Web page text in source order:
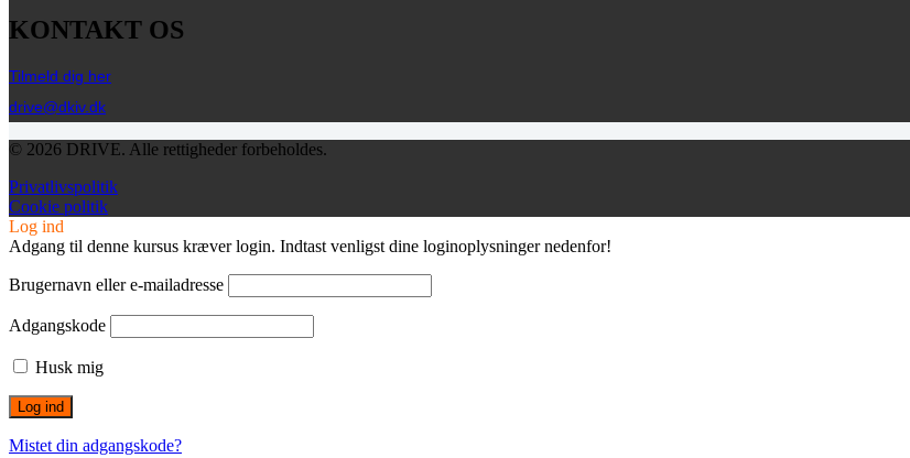
KONTAKT OS
Tilmeld dig her
drive@dkiv.dk
© 2026 DRIVE. Alle rettigheder forbeholdes.
Privatlivspolitik
Cookie politik
Log ind
Adgang til denne kursus kræver login. Indtast venligst dine loginoplysninger nedenfor!
Brugernavn eller e-mailadresse
Adgangskode
Husk mig
Mistet din adgangskode?